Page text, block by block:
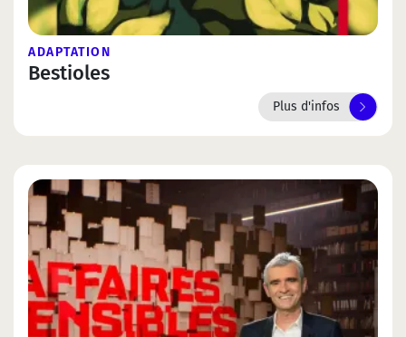
ADAPTATION
Bestioles
Plus d'infos